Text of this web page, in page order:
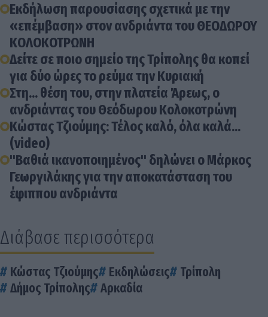
Εκδήλωση παρουσίασης σχετικά με την
«επέμβαση» στον ανδριάντα του ΘΕΟΔΩΡΟΥ
ΚΟΛΟΚΟΤΡΩΝΗ
Δείτε σε ποιο σημείο της Τρίπολης θα κοπεί
για δύο ώρες το ρεύμα την Κυριακή
Στη... θέση του, στην πλατεία Άρεως, ο
ανδριάντας του Θεόδωρου Κολοκοτρώνη
Κώστας Τζιούμης: Τέλος καλό, όλα καλά...
(video)
"Βαθιά ικανοποιημένος" δηλώνει ο Μάρκος
Γεωργιλάκης για την αποκατάσταση του
έφιππου ανδριάντα
Διάβασε περισσότερα
Κώστας Τζιούμης Εκδηλώσεις
Τρίπολη
Δήμος Τρίπολης
Αρκαδία